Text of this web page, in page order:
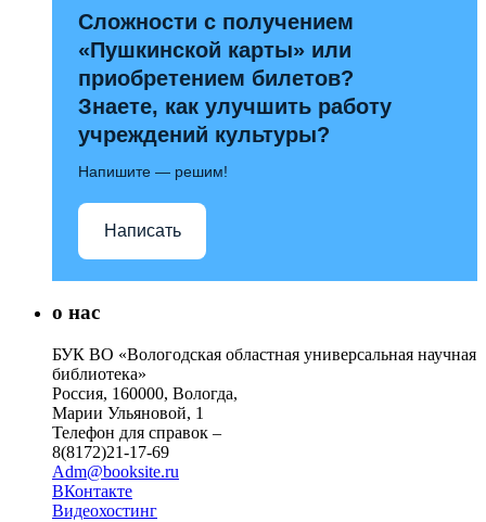
Сложности с получением
«Пушкинской карты» или
приобретением билетов?
Знаете, как улучшить работу
учреждений культуры?
Напишите — решим!
Написать
о нас
БУК ВО «Вологодская областная универсальная научная
библиотека»
Россия, 160000, Вологда,
Марии Ульяновой, 1
Телефон для справок –
8(8172)21-17-69
Adm@booksite.ru
ВКонтакте
Видеохостинг